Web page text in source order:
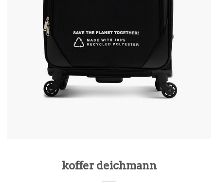
koffer deichmann